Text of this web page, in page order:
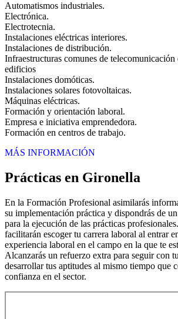
Automatismos industriales.
Electrónica.
Electrotecnia.
Instalaciones eléctricas interiores.
Instalaciones de distribución.
Infraestructuras comunes de
edificios
Instalaciones domóticas.
Instalaciones solares fotovoltaicas.
Máquinas eléctricas.
Formación y orientación laboral.
Empresa e iniciativa emprendedora.
Formación en centros de trabajo.
MÁS INFORMACIÓN
Prácticas en Gironella
En la Formación Profesional asimilarás
su implementación práctica y dispondrás de
para la ejecución de las prácticas
facilitarán escoger tu carrera laboral al entrar
experiencia laboral en el campo en la que te
Alcanzarás un refuerzo extra para seguir con
desarrollar tus aptitudes al mismo tiempo que
confianza en el sector.